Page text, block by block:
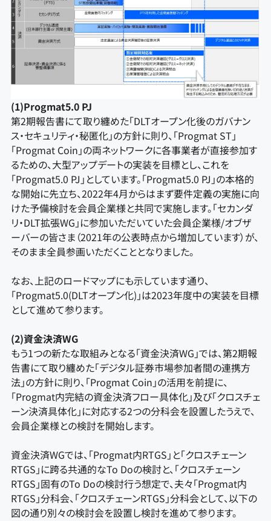
(1)Progmat5.0 PJ
第2期報告書にて取り纏めた「DLTオープン化後のガバナン
ス・セキュリティ・秘匿化」の方針に則り、「Progmat ST」
「Progmat Coin」の両ネットワークに各事業者が直接参加す
るための、大型アップデートの実装を目標とし、これを
「Progmat5.0 PJ」としています。「Progmat5.0 PJ」の本格的
な開始に先立ち、2022年4月からはまず要件定義の実施に向
けた予備検討を会員企業様と共同で実施します。「セカンダ
リ・DLT拡張WG」に参加いただいていた会員企業様/オブザ
ーバーの皆さま（2021年の公表時点から増加しています）が、
そのまま全員参画いただくこととなりました。
なお、上記のロードマップにも示しています通り、
「Progmat5.0(DLTオープン化)」は2023年度中の実装を目標
として進めて参ります。
(2)資金決済WG
もう1つの新たな取組みとなる「資金決済WG」では、第2期報
告書にて取り纏めた「デジタル証券市場参加者間の連携方
法」の方針に則り、「Progmat Coin」の活用を前提に、
「Progmat内完結の資金決済フロー具体化」及び「クロスチェ
ーン決済具体化」に対応する2つの分科会を設置したうえで、
会員企業様との検討を開始します。
資金決済WGでは、「Progmat内RTGS」と「クロスチェーン
RTGS」に跨る共通的なTo Doの検討と、「クロスチェーン
RTGS」固有のTo Doの検討行う想定で、夫々「Progmat内
RTGS」分科会、「クロスチェーンRTGS」分科会として、以下の
図の通り別々の検討会を設置し検討を進めて参ります。